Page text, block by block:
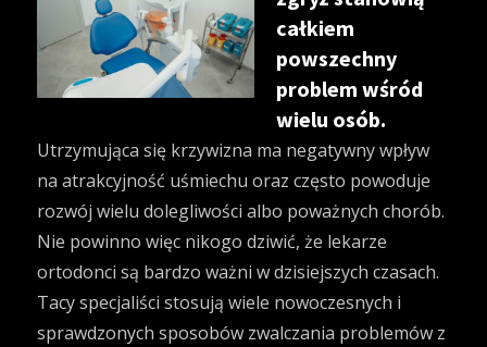
całkiem
powszechny
problem wśród
wielu osób.
Utrzymująca się krzywizna ma negatywny wpływ
na atrakcyjność uśmiechu oraz często powoduje
rozwój wielu dolegliwości albo poważnych chorób.
Nie powinno więc nikogo dziwić, że lekarze
ortodonci są bardzo ważni w dzisiejszych czasach.
Tacy specjaliści stosują wiele nowoczesnych i
sprawdzonych sposobów zwalczania problemów z